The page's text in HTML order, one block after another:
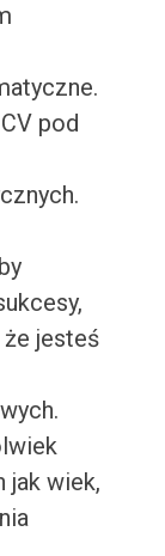
pod
że jesteś
jak wiek,